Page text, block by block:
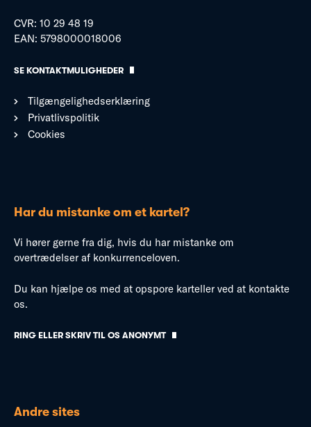
CVR: 10 29 48 19
EAN: 5798000018006
SE KONTAKTMULIGHEDER
Tilgængelighedserklæring
Privatlivspolitik
Cookies
Har du mistanke om et kartel?
Vi hører gerne fra dig, hvis du har mistanke om
overtrædelser af konkurrenceloven.
Du kan hjælpe os med at opspore karteller ved at kontakte
os.
RING ELLER SKRIV TIL OS ANONYMT
Andre sites